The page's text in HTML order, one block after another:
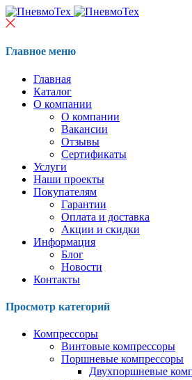
Главное меню
Главная
Каталог
О компании
О компании
Вакансии
Отзывы
Сертификаты
Услуги
Наши проекты
Покупателям
Гарантии
Оплата и доставка
Акции и скидки
Информация
Блог
Новости
Контакты
Просмотр категорий
Компрессоры
Винтовые компрессоры
Поршневые компрессоры
Двухпоршневые